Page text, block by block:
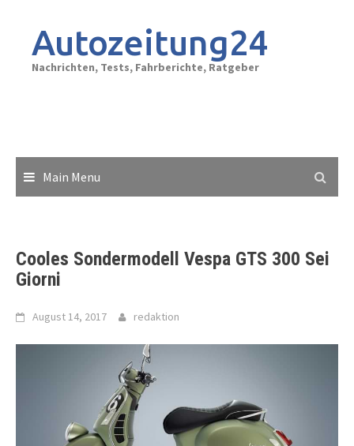
contentAutozeitung24
Nachrichten, Tests, Fahrberichte, Ratgeber
Main Menu
Cooles Sondermodell Vespa GTS 300 Sei
Giorni
August 14, 2017 redaktion